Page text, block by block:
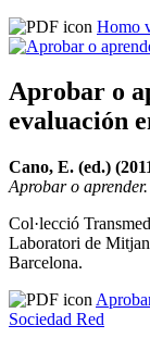
Homo
Aprobar o
evaluación
Cano, E. (ed.)
Aprobar o
Col·lecció
Laboratori de
Barcelona.
Sociedad Red